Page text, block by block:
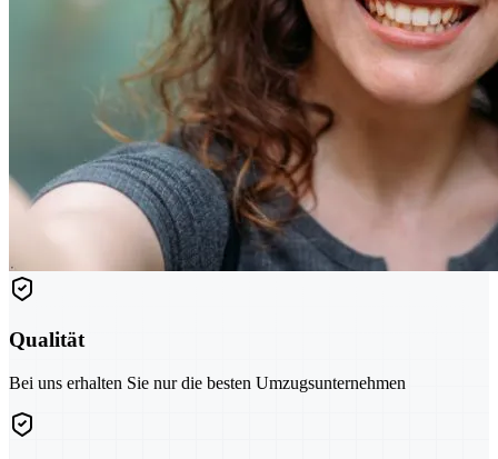
Qualität
Bei uns erhalten Sie nur die besten Umzugsunternehmen